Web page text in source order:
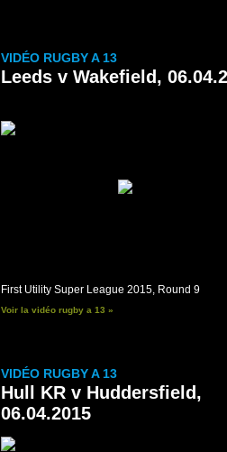
VIDÉO RUGBY A 13
Leeds v Wakefield,
First Utility Super League 2015, Round 9
Voir la vidéo rugby a 13 »
VIDÉO RUGBY A 13
Hull KR v Huddersfield,
06.04.2015